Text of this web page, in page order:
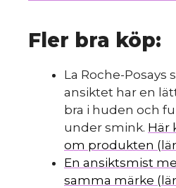
Fler bra köp:
La Roche-Posays
ansiktet har en
bra i huden och
under smink. Här
om produkten
En ansiktsmist
samma märke